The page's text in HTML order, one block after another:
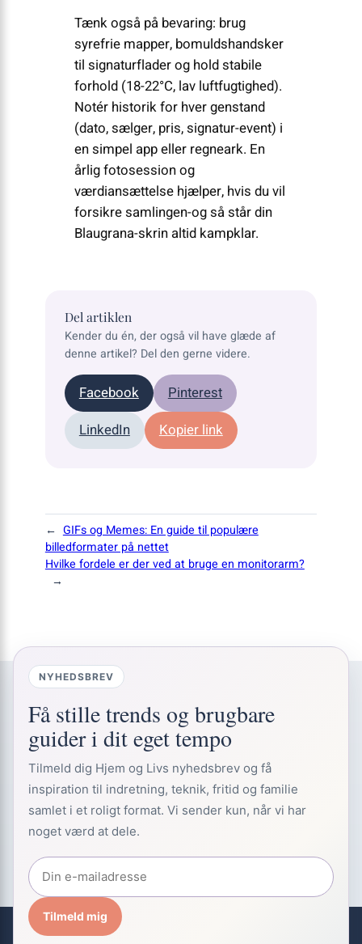
Tænk også på bevaring: brug
syrefrie mapper, bomuldshandsker
til signaturflader og hold stabile
forhold (18-22°C, lav luftfugtighed).
Notér historik for hver genstand
(dato, sælger, pris, signatur-event) i
en simpel app eller regneark. En
årlig fotosession og
værdiansættelse hjælper, hvis du vil
forsikre samlingen-og så står din
Blaugrana-skrin altid kampklar.
Del artiklen
Kender du én, der også vil have glæde af
denne artikel? Del den gerne videre.
Facebook
Pinterest
LinkedIn
Kopier link
← GIFs og Memes: En guide til populære
billedformater på nettet
Hvilke fordele er der ved at bruge en monitorarm?
→
NYHEDSBREV
Få stille trends og brugbare
guider i dit eget tempo
Tilmeld dig Hjem og Livs nyhedsbrev og få
inspiration til indretning, teknik, fritid og familie
samlet i et roligt format. Vi sender kun, når vi har
noget værd at dele.
Tilmeld mig